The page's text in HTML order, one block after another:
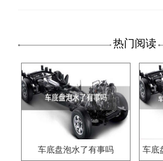
热门阅读
车底盘泡水了有事吗